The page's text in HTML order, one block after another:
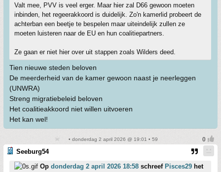
Valt mee, PVV is veel erger. Maar hier zal D66 gewoon moeten
inbinden, het regeerakkoord is duidelijk. Zo'n kamerlid probeert de
achterban een beetje te bespelen maar uiteindelijk zullen ze
moeten luisteren naar de EU en hun coalitiepartners.
Ze gaan er niet hier over uit stappen zoals Wilders deed.
Tien nieuwe steden beloven
De meerderheid van de kamer gewoon naast je neerleggen
(UNWRA)
Streng migratiebeleid beloven
Het coalitieakkoord niet willen uitvoeren
Het kan wel!
• donderdag 2 april 2026 @ 19:01 • 59
Seeburg54
Op donderdag 2 april 2026 18:58 schreef Pisces29 het